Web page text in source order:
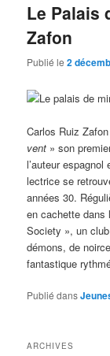
Le Palais
Zafon
Publié le2
Carlos Ruiz
vent » son
l’auteur
lectrice se
années 30.
en cachette dans
Society », un
démons, de
fantastique
Publié dans
ARCHIVES